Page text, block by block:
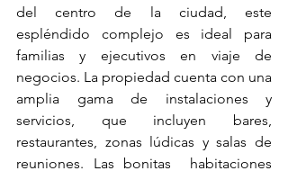
del centro de la ciudad, este
espléndido complejo es ideal para
familias y ejecutivos en viaje de
negocios. La propiedad cuenta con una
amplia gama de instalaciones y
servicios, que incluyen bares,
restaurantes, zonas lúdicas y salas de
reuniones. Las bonitas  habitaciones